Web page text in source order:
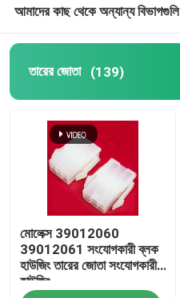
আমাদের কাছ থেকে অন্যান্য বিভাগগুলি
তারের জোতা (139)
মোলেক্স 39012060
39012061 সংযোগকারী ব্লক
হাউজিং তারের জোতা সংযোগকারী
হাউজিং